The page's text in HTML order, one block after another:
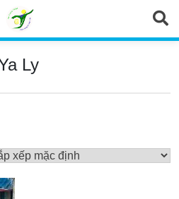
Ly